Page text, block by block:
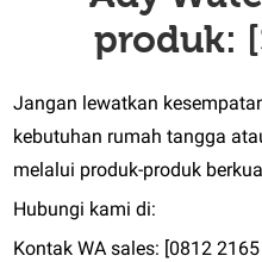
produk:
Jangan lewatkan
kebutuhan rumah tangga
melalui produk-produk
Hubungi kami di:
Kontak WA sales: [0812